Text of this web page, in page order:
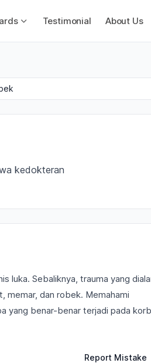
Testimonial About Us
kedokteran
luka. Sebaliknya, trauma yang
memar, dan robek. Memahami
yang benar-benar terjadi pada
Report Mistake